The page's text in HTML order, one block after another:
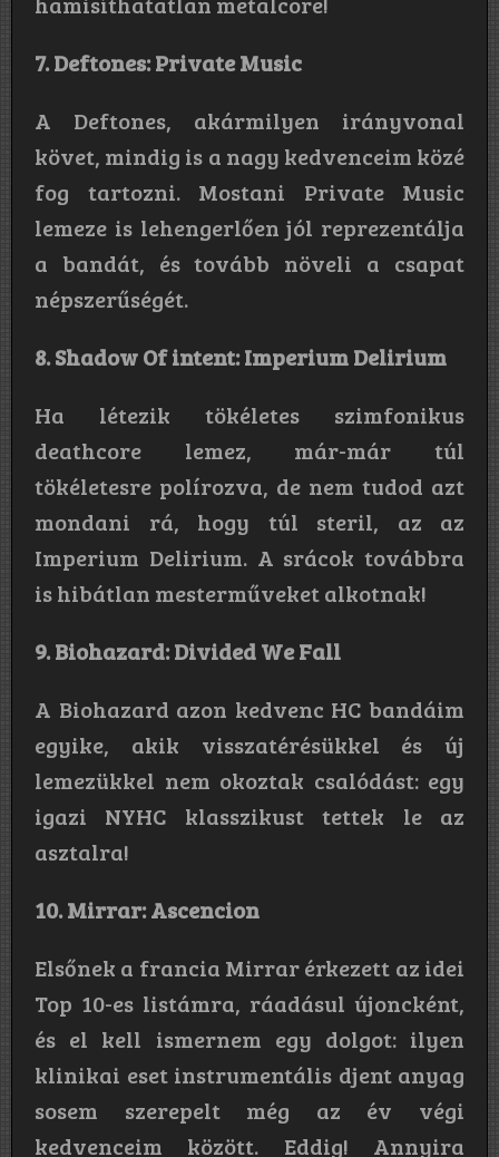
7. Deftones: Private Music
A Deftones, akármilyen irányvonal
követ, mindig is a nagy kedvenceim közé
fog tartozni. Mostani Private Music
lemeze is lehengerlően jól reprezentálja
a bandát, és tovább növeli a csapat
népszerűségét.
8. Shadow Of intent: Imperium Delirium
Ha létezik tökéletes szimfonikus
deathcore lemez, már-már túl
tökéletesre polírozva, de nem tudod azt
mondani rá, hogy túl steril, az az
Imperium Delirium. A srácok továbbra
is hibátlan mesterműveket alkotnak!
9. Biohazard: Divided We Fall
A Biohazard azon kedvenc HC bandáim
egyike, akik visszatérésükkel és új
lemezükkel nem okoztak csalódást: egy
igazi NYHC klasszikust tettek le az
asztalra!
10. Mirrar: Ascencion
Elsőnek a francia Mirrar érkezett az idei
Top 10-es listámra, ráadásul újoncként,
és el kell ismernem egy dolgot: ilyen
klinikai eset instrumentális djent anyag
sosem szerepelt még az év végi
kedvenceim között. Eddig! Annyira